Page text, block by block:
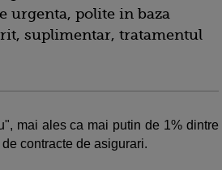
urgenta, polite in baza
suplimentar, tratamentul
mai ales ca mai putin de 1% dintre
contracte de asigurari.